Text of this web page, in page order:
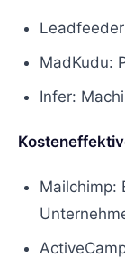
MadKudu:
Infer:
Mailchimp: